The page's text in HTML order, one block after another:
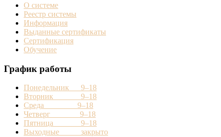
О системе
Реестр системы
Информация
Выданные сертификаты
Сертификация
Обучение
График работы
Понедельник 9–18
Вторник 9–18
Среда 9–18
Четверг 9–18
Пятница 9–18
Выходные закрыто